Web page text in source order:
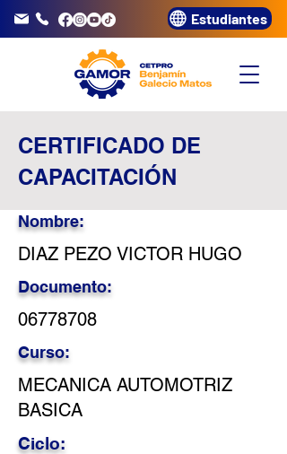
3320072 Estudiantes
CERTIFICADO DE
CAPACITACIÓN
Nombre:
DIAZ PEZO VICTOR HUGO
Documento:
06778708
Curso:
MECANICA AUTOMOTRIZ
BASICA
Ciclo: